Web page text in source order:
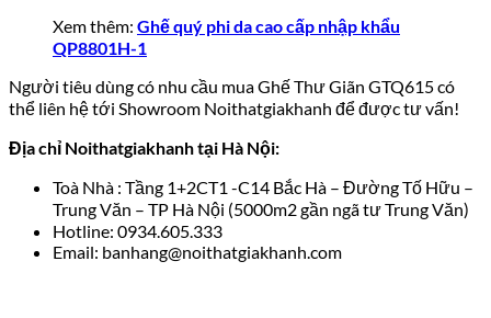
Xem thêm: Ghế quý phi da cao cấp nhập khẩu
QP8801H-1
Người tiêu dùng có nhu cầu mua Ghế Thư Giãn GTQ615 có
thể liên hệ tới Showroom Noithatgiakhanh để được tư vấn!
Địa chỉ Noithatgiakhanh tại Hà Nội:
Toà Nhà : Tầng 1+2CT1 -C14 Bắc Hà – Đường Tố Hữu –
Trung Văn – TP Hà Nội (5000m2 gần ngã tư Trung Văn)
Hotline: 0934.605.333
Email: banhang@noithatgiakhanh.com